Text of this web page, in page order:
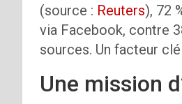
(source : Reuters), 72
via Facebook, contre
sources. Un facteur
Une mission